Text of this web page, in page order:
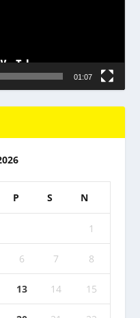
01:07
P S N
1
6 7 8
13 14 15